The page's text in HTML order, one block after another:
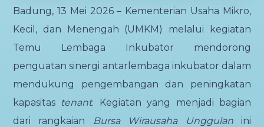
Badung, 13 Mei 2026 – Kementerian Usaha Mikro,
Kecil, dan Menengah (UMKM) melalui kegiatan
Temu Lembaga Inkubator mendorong
penguatan sinergi antarlembaga inkubator dalam
mendukung pengembangan dan peningkatan
kapasitas tenant. Kegiatan yang menjadi bagian
dari rangkaian
Bursa Wirausaha Unggulanini